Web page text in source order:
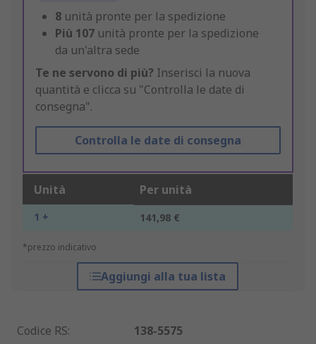
8 unità pronte per la spedizione
Più 107 unità pronte per la spedizione
da un'altra sede
Te ne servono di più? Inserisci la nuova
quantità e clicca su "Controlla le date di
consegna".
Controlla le date di consegna
Unità Per unità
1 + 141,98 €
*prezzo indicativo
Aggiungi alla tua lista
Codice RS:
138-5575